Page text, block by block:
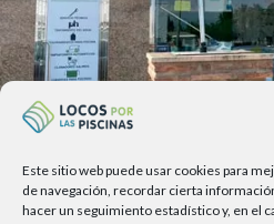
Este sitio web puede usar cookies para
de navegación, recordar cierta
hacer un seguimiento estadístico y, en el
Av. del Sol, 2, local 6,
29740 Torre del Mar, Málaga